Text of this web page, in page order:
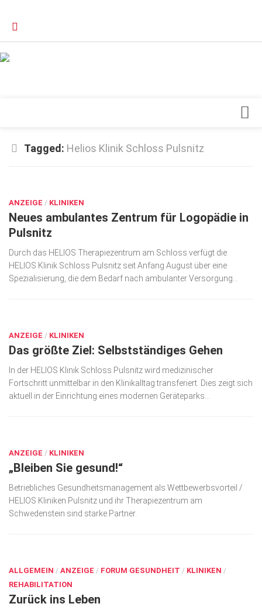
Orthopädie
Schönheit & Wohlbefinden
Special
Wirtschaft, Recht, Finanzen
Allgemein
Sehen
Innovationen
Kampf gegen Krebs
Tagged: Helios Klinik Schloss Pulsnitz
ANZEIGE / KLINIKEN
Neues ambulantes Zentrum für Logopädie in
Pulsnitz
Durch das HELIOS Therapiezentrum am Schloss verfügt die
HELIOS Klinik Schloss Pulsnitz seit Anfang August über eine
Spezialisierung, die dem Bedarf nach ambulanter Versorgung...
ANZEIGE / KLINIKEN
Das größte Ziel: Selbstständiges Gehen
In der HELIOS Klinik Schloss Pulsnitz wird medizinischer
Fortschritt unmittelbar in den Klinikalltag transferiert. Dies zeigt sich
aktuell in der Einrichtung eines modernen Geräteparks...
ANZEIGE / KLINIKEN
„Bleiben Sie gesund!“
Betriebliches Gesundheitsmanagement als Wettbewerbsvorteil /
HELIOS Kliniken Pulsnitz und ihr Therapiezentrum am
Schwedenstein sind starke Partner.
ALLGEMEIN / ANZEIGE / FORUM GESUNDHEIT / KLINIKEN /
REHABILITATION
Zurück ins Leben